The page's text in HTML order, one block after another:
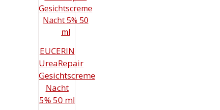
EUCERIN
UreaRepair
Gesichtscreme
Nacht
5% 50 ml